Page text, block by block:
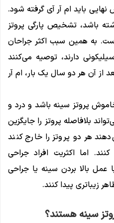
باید ام ‌آر ‌آی گرفته شود.
باشد، تشخیص پارگی پروتز
به همین سبب اکثر جراحان
دارند، توصیه می‌کنند
از آن هر دو سال یک بار، ام‌ آر
پروتز سینه باشد و درد و
بلافاصله پروتز را جایگزین
هر دو پروتز را خارج کنند
اما اکثریت افراد جراحی
عمل بالا بردن سینه یا جراحی
زیبا‌تری پیدا کنند.
سینه هستند؟